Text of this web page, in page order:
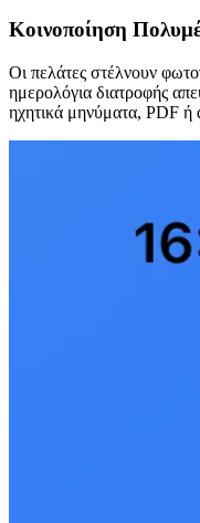
Κοινοποίηση
Οι πελάτες στέλνουν
ημερολόγια διατροφής
ηχητικά μηνύματα, PDF